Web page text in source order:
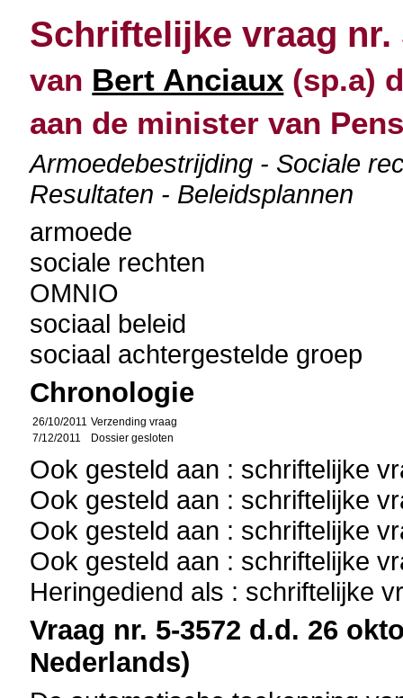
Schriftelijke vraag nr.
van Bert Anciaux (sp.a)
aan de minister van
Armoedebestrijding - Sociale
Resultaten - Beleidsplannen
armoede
sociale rechten
OMNIO
sociaal beleid
sociaal achtergestelde groep
Chronologie
26/10/2011 Verzending vraag
7/12/2011
Dossier gesloten
Ook gesteld aan : schriftelijke
Ook gesteld aan : schriftelijke
Ook gesteld aan : schriftelijke
Ook gesteld aan : schriftelijke
Heringediend als : schriftelijke
Vraag nr. 5-3572 d.d. 26
Nederlands)